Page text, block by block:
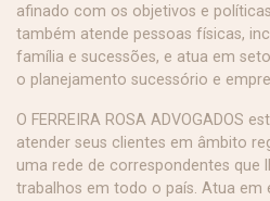
afinado com os objetivos e
também atende pessoas físicas,
família e sucessões, e atua em
o planejamento sucessório e
O FERREIRA ROSA ADVOGADOS
atender seus clientes em âmbito
uma rede de correspondentes que
trabalhos em todo o país. Atua em